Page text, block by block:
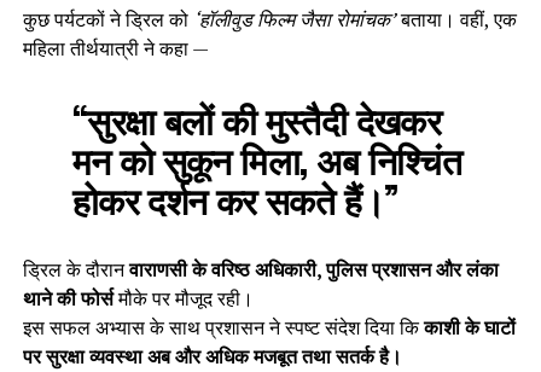
कुछ पर्यटकों ने ड्रिल को ‘हॉलीवुड फिल्म जैसा रोमांचक’बताया। वहीं, एक
महिला तीर्थयात्री ने कहा —
“सुरक्षा बलों की मुस्तैदी देखकर
मन को सुकून मिला, अब निश्चिंत
होकर दर्शन कर सकते हैं।”
ड्रिल के दौरानवाराणसी के वरिष्ठ अधिकारी, पुलिस प्रशासन और लंका
थाने की फोर्समौके पर मौजूद रही।
इस सफल अभ्यास के साथ प्रशासन ने स्पष्ट संदेश दिया किकाशी के घाटों
पर सुरक्षा व्यवस्था अब और अधिक मजबूत तथा सतर्क है।